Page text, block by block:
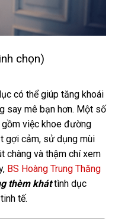
chọn)
có thể giúp tăng khoái
say mê bạn hơn. Một số
việc khoe đường
gợi cảm, sử dụng mùi
chàng và thậm chí xem
BS Hoàng Trung Thăng
thèm kháttình dục
tế.